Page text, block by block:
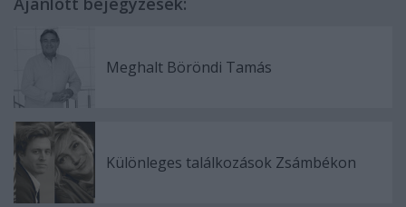
Meghalt Böröndi Tamás
Különleges találkozások Zsámbékon